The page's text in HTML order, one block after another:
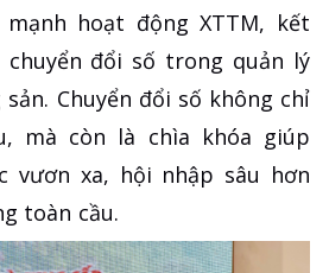
hoạt động XTTM, kết
đổi số trong quản lý
Chuyển đổi số không chỉ
mà còn là chìa khóa giúp
vươn xa, hội nhập sâu hơn
toàn cầu.